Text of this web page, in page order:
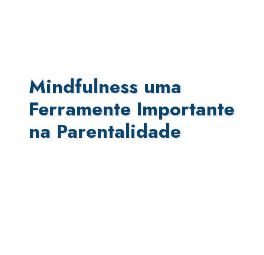
Mindfulness uma
Ferramente Importante
na Parentalidade